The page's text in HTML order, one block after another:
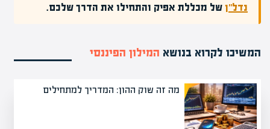
נדל״ןשל מכללת אפיק והתחילו את הדרך שלכם.
המשיכו לקרוא בנושא המילון הפיננסי
מה זה שוק ההון: המדריך למתחילים